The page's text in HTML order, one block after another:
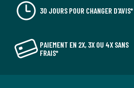
30 JOURS POUR CHANGER D'AVIS*
PAIEMENT EN 2X, 3X OU 4X SANS
FRAIS*